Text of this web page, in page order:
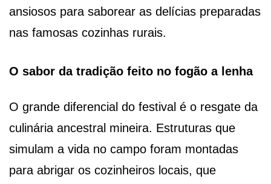
ansiosos para saborear as delícias preparadas
nas famosas cozinhas rurais.
O sabor da tradição feito no fogão a lenha
O grande diferencial do festival é o resgate da
culinária ancestral mineira. Estruturas que
simulam a vida no campo foram montadas
para abrigar os cozinheiros locais, que